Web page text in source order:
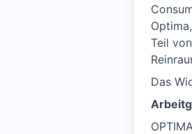
Teil
Das